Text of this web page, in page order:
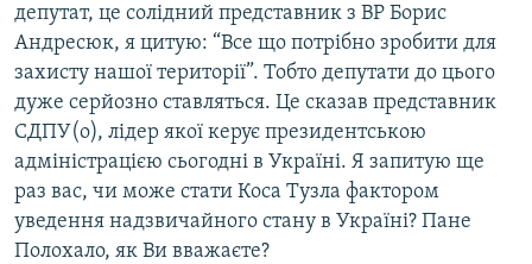
депутат, це солідний представник з ВР Борис
Андресюк, я цитую: “Все що потрібно зробити для
захисту нашої території”. Тобто депутати до цього
дуже серйозно ставляться. Це сказав представник
СДПУ(о), лідер якої керує президентською
адміністрацією сьогодні в Україні. Я запитую ще
раз вас, чи може стати Коса Тузла фактором
уведення надзвичайного стану в Україні? Пане
Полохало, як Ви вважаєте?